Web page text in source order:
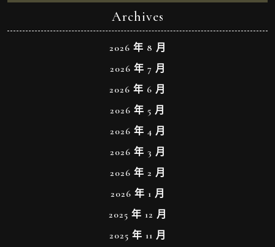
Archives
2026 年 8 月
2026 年 7 月
2026 年 6 月
2026 年 5 月
2026 年 4 月
2026 年 3 月
2026 年 2 月
2026 年 1 月
2025 年 12 月
2025 年 11 月